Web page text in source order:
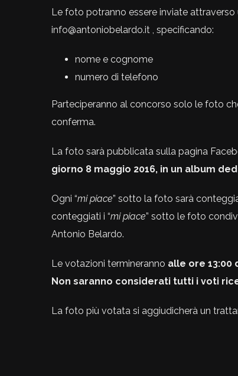
Le foto potranno essere inviate attraverso
info@antoniobelardo.it , specificando:
nome e cognome
numero di telefono
Parteciperanno al concorso solo le foto
conferma.
La foto sarà pubblicata sulla pagina
giorno 8 maggio 2016, in un album
Ogni “mi piace” sotto la foto sarà
conteggiati i “mi piace” sotto le foto
Antonio Belardo.
Le votazioni termineranno alle ore 13:00
Non saranno considerati tutti i voti
La foto più votata si aggiudicherà un